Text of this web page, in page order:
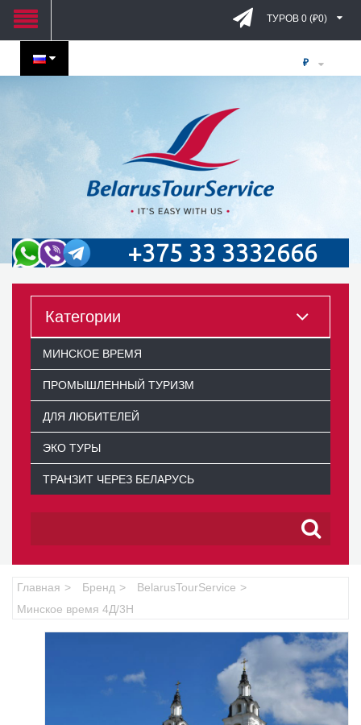
₽
ТУРОВ 0 (₽0)
+375 33 3332666
Категории
МИНСКОЕ ВРЕМЯ
ПРОМЫШЛЕННЫЙ ТУРИЗМ
ДЛЯ ЛЮБИТЕЛЕЙ
ЭКО ТУРЫ
ТРАНЗИТ ЧЕРЕЗ БЕЛАРУСЬ
Главная Бренд
BelarusTourService
Минское время 4Д/3Н